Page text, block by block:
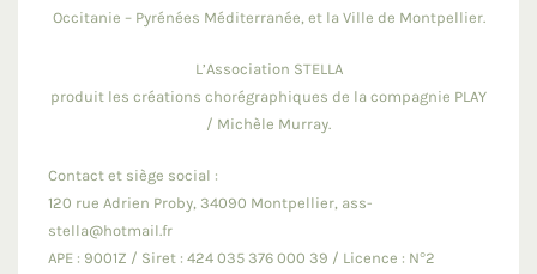
Occitanie – Pyrénées Méditerranée, et la Ville de Montpellier.
L’Association STELLA
produit les créations chorégraphiques de la compagnie PLAY
/ Michèle Murray.
Contact et siège social :
120 rue Adrien Proby, 34090 Montpellier, ass-
stella@hotmail.fr
APE : 9001Z / Siret : 424 035 376 000 39 / Licence : N°2